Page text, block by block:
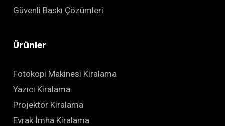
Güvenli Baskı Çözümleri
Ürünler
Fotokopi Makinesi Kiralama
Yazıcı Kiralama
Projektör Kiralama
Evrak İmha Kiralama